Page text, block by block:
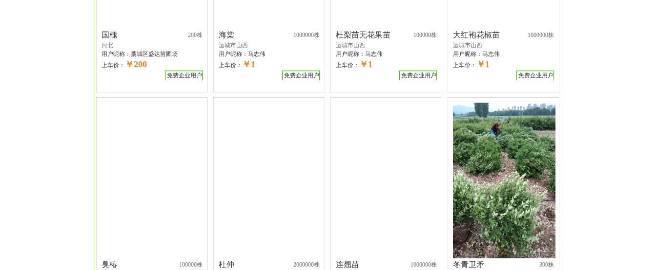
国槐
200株
河北
用户昵称： 藁城区盛达苗圃场
上车价：
￥200
免费企业用户
海棠
1000000株
运城市山西
用户昵称： 马志伟
上车价：
￥1
免费企业用户
杜梨苗无花果苗
100000株
运城市山西
用户昵称： 马志伟
上车价：
￥1
免费企业用户
大红袍花椒苗
1000000株
运城市山西
用户昵称： 马志伟
上车价：
￥1
免费企业用户
臭椿 100000株 杜仲 2000000株 连翘苗 1000000株 冬青卫矛 300株